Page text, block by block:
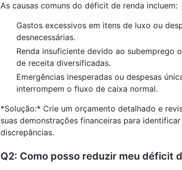
As causas comuns do déficit de renda incluem:
Gastos excessivos em itens de luxo ou
desnecessárias.
Renda insuficiente devido ao subemprego
de receita diversificadas.
Emergências inesperadas ou despesas
interrompem o fluxo de caixa normal.
*Solução:* Crie um orçamento detalhado e
suas demonstrações financeiras para
discrepâncias.
Q2: Como posso reduzir meu déficit